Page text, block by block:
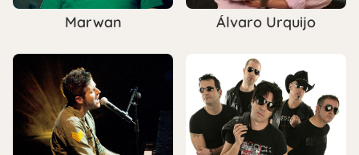
Marwan Álvaro Urquijo